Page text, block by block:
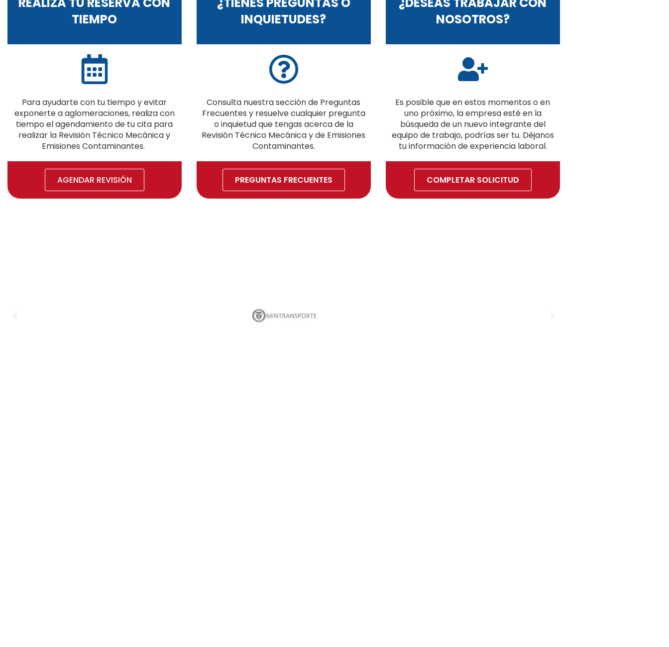
TIEMPO
Para ayudarte con tu tiempo y evitar
exponerte a aglomeraciones, realiza con
tiempo el agendamiento de tu cita para
realizar la Revisión Técnico Mecánica y
Emisiones Contaminantes.
AGENDAR REVISIÓN
INQUIETUDES?
Consulta nuestra sección de Preguntas
Frecuentes y resuelve cualquier pregunta
o inquietud que tengas acerca de la
Revisión Técnico Mecánica y de Emisiones
Contaminantes.
PREGUNTAS FRECUENTES
NOSOTROS?
Es posible que en estos momentos o en
uno próximo, la empresa esté en la
búsqueda de un nuevo integrante del
equipo de trabajo, podrías ser tu. Déjanos
tu información de experiencia laboral.
COMPLETAR SOLICITUD